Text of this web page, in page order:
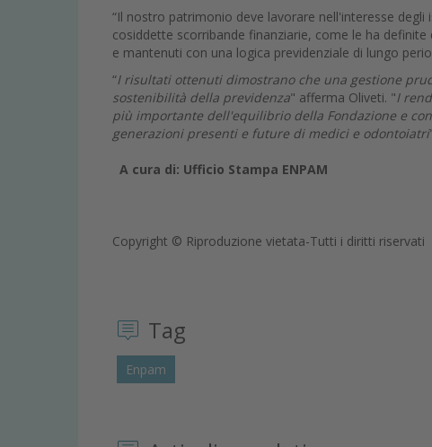
“Il nostro patrimonio deve lavorare nell'interesse
cosiddette scorribande finanziarie, come le ha
e mantenuti con una logica previdenziale di lungo
“I risultati ottenuti dimostrano che una gestione
sostenibilità della previdenza" afferma Oliveti. "I
più importante dell'equilibrio della Fondazione e
generazioni presenti e future di medici e odontoiatri
A cura di: Ufficio Stampa ENPAM
Copyright © Riproduzione vietata-Tutti i diritti riservati
Tag
Enpam